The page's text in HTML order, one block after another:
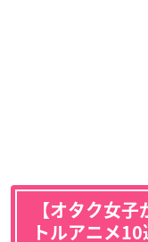
【オタク女
トルアニメ10